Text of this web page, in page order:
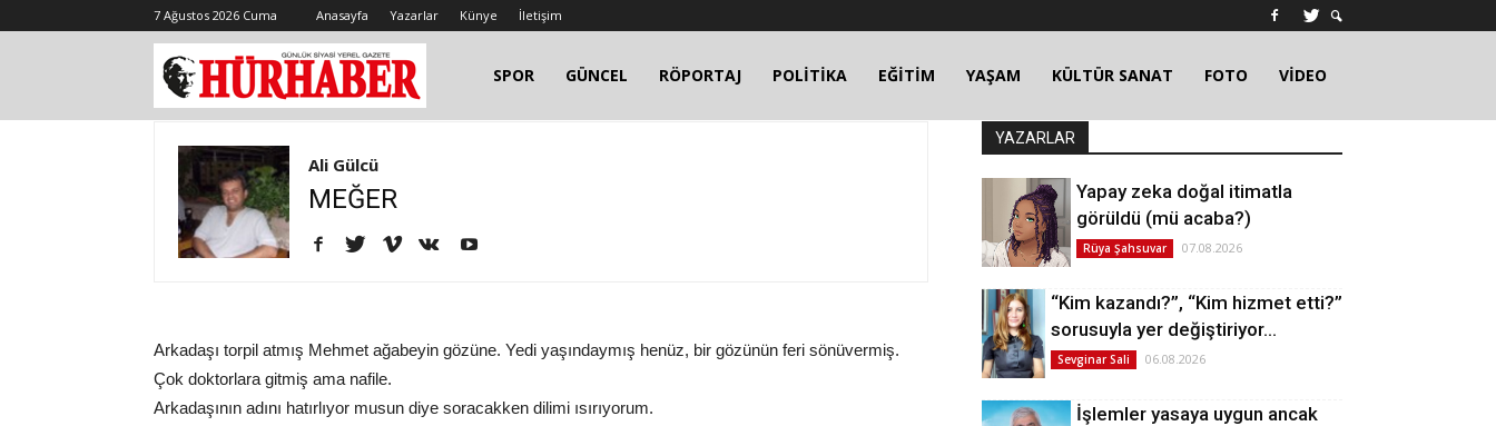
7 Ağustos 2026 Cuma Anasayfa Yazarlar Künye İletişim
SPOR GÜNCEL RÖPORTAJ POLİTİKA EĞİTİM YAŞAM KÜLTÜR SANAT FOTO VİDEO
Ali Gülcü
MEĞER
Arkadaşı torpil atmış Mehmet ağabeyin gözüne. Yedi yaşındaymış henüz, bir gözünün feri sönüvermiş.
Çok doktorlara gitmiş ama nafile.
Arkadaşının adını hatırlıyor musun diye soracakken dilimi ısırıyorum.
YAZARLAR
Yapay zeka doğal itimatla
görüldü (mü acaba?)
Rüya Şahsuvar 07.08.2026
“Kim kazandı?”, “Kim hizmet etti?”
sorusuyla yer değiştiriyor…
Sevginar Sali 06.08.2026
İşlemler yasaya uygun ancak